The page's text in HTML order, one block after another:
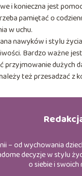
i konieczna jest
pamiętać o
w uchu.
nawyków i stylu
Bardzo ważne
przyjmowanie dużych
też przesadzać z
– od wychowania
decyzje w stylu
o siebie i